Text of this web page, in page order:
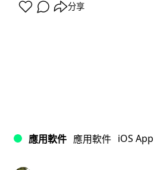
分享
應用軟件 應用軟件 iOS App